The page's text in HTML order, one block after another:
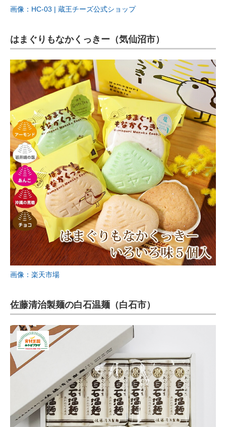
画像：HC-03 | 蔵王チーズ公式ショップ
はまぐりもなかくっきー（気仙沼市）
画像：楽天市場
佐藤清治製麺の白石温麺（白石市）